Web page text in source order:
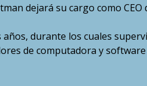
dejará su cargo como CEO
durante los cuales
de computadora y